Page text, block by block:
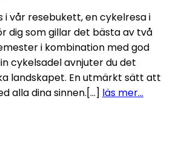
i vår resebukett, en cykelresa i
dig som gillar det bästa av två
i kombination med god
cykelsadel avnjuter du det
landskapet. En utmärkt sätt att
alla dina sinnen.[…] läs mer…